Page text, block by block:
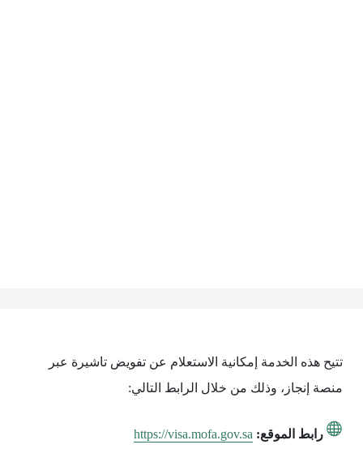
تتيح هذه الخدمة إمكانية الاستعلام عن تفويض تاشيرة عبر
منصة إنجاز، وذلك من خلال الرابط التالي:
رابط الموقع: https://visa.mofa.gov.sa